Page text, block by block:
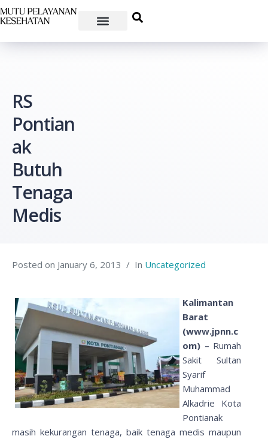
RS
Pontian
ak
Butuh
Tenaga
Medis
Posted on January 6, 2013 In Uncategorized
Kalimantan
Barat
(www.jpnn.c
om) – Rumah
Sakit Sultan
Syarif
Muhammad
Alkadrie Kota
Pontianak
masih kekurangan tenaga, baik tenaga medis maupun